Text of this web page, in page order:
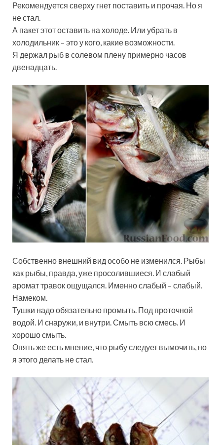
Рекомендуется сверху гнет поставить и прочая. Но я
не стал.
А пакет этот оставить на холоде. Или убрать в
холодильник – это у кого, какие возможности.
Я держал рыб в солевом плену примерно часов
двенадцать.
Собственно внешний вид особо не изменился. Рыбы
как рыбы, правда, уже просолившиеся. И слабый
аромат травок ощущался. Именно слабый – слабый.
Намеком.
Тушки надо обязательно промыть. Под проточной
водой. И снаружи, и внутри. Смыть всю смесь. И
хорошо смыть.
Опять же есть мнение, что рыбу следует вымочить, но
я этого делать не стал.